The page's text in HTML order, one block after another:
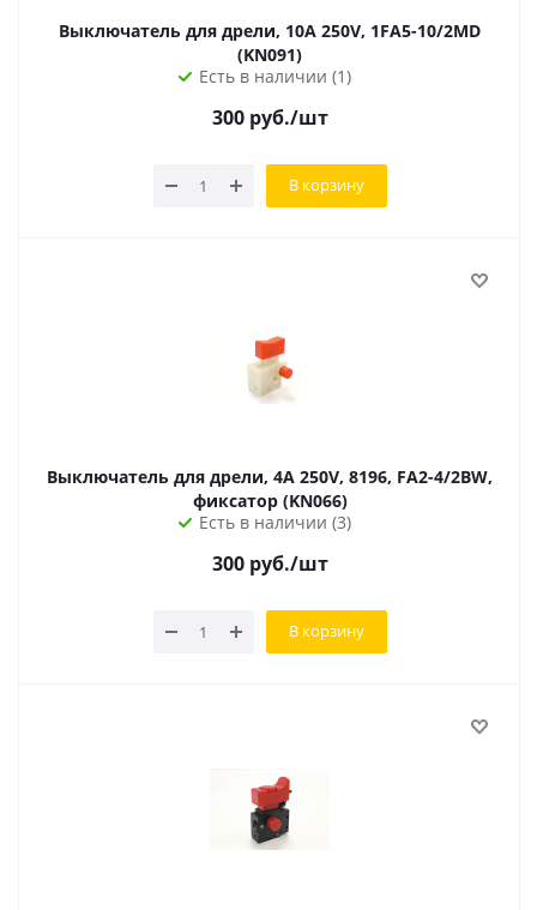
Выключатель для дрели, 10A 250V, 1FA5-10/2MD
(KN091)
Есть в наличии (1)
300руб./шт
В корзину
Выключатель для дрели, 4A 250V, 8196, FA2-4/2BW,
фиксатор (KN066)
Есть в наличии (3)
300руб./шт
В корзину